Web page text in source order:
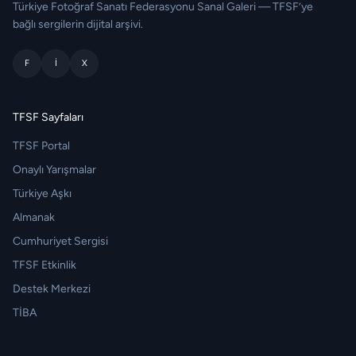
Türkiye Fotoğraf Sanatı Federasyonu Sanal Galeri — TFSF’ye
bağlı sergilerin dijital arşivi.
F I X
TFSF Sayfaları
TFSF Portal
Onaylı Yarışmalar
Türkiye Aşkı
Almanak
Cumhuriyet Sergisi
TFSF Etkinlik
Destek Merkezi
TİBA